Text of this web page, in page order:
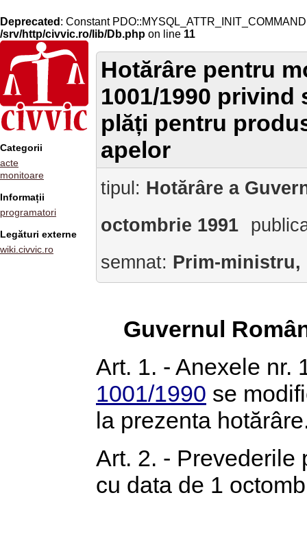
Deprecated : Constant
/srv/http/civvic.ro/lib/Db.php on line 11
Categorii
acte
monitoare
Informații
programatori
Legături externe
wiki.civvic.ro
Hotărâre pentru
1001/1990
plăți pentru
apelor
tipul: Hotărâre a
octombrie 1991
semnat: Prim-ministru,
Guvernul
Art. 1. - Anexele nr.
1001/1990 se
la prezenta
Art. 2. - Prevederile
cu data de 1